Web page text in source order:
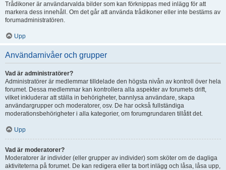
Trådikoner är användarvalda bilder som kan förknippas med inlägg för att
markera dess innehåll. Om det går att använda trådikoner eller inte bestäms av
forumadministratören.
Upp
Användarnivåer och grupper
Vad är administratörer?
Administratörer är medlemmar tilldelade den högsta nivån av kontroll över hela
forumet. Dessa medlemmar kan kontrollera alla aspekter av forumets drift,
vilket inkluderar att ställa in behörigheter, bannlysa användare, skapa
användargrupper och moderatorer, osv. De har också fullständiga
moderationsbehörigheter i alla kategorier, om forumgrundaren tillåtit det.
Upp
Vad är moderatorer?
Moderatorer är individer (eller grupper av individer) som sköter om de dagliga
aktiviteterna på forumet. De kan redigera eller ta bort inlägg och låsa, låsa upp,